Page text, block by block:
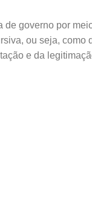
governo por
ou seja,
e da